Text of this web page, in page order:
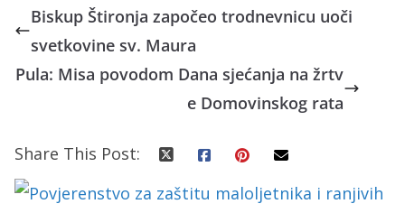
Biskup Štironja započeo trodnevnicu uoči
svetkovine sv. Maura
Pula: Misa povodom Dana sjećanja na žrtv
e Domovinskog rata
Share This Post: